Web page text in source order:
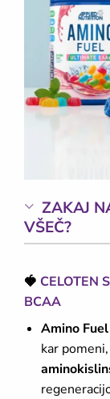
ZAKAJ
VŠEČ?
🍓 CELOTEN
BCAA
Amino
kar